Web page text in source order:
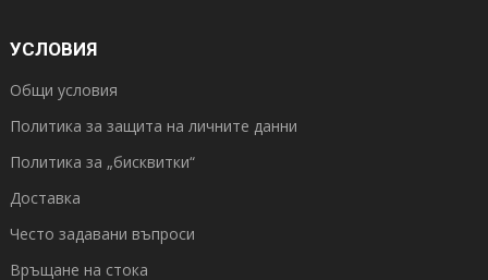
УСЛОВИЯ
Общи условия
Политика за защита на личните данни
Политика за „бисквитки“
Доставка
Често задавани въпроси
Връщане на стока